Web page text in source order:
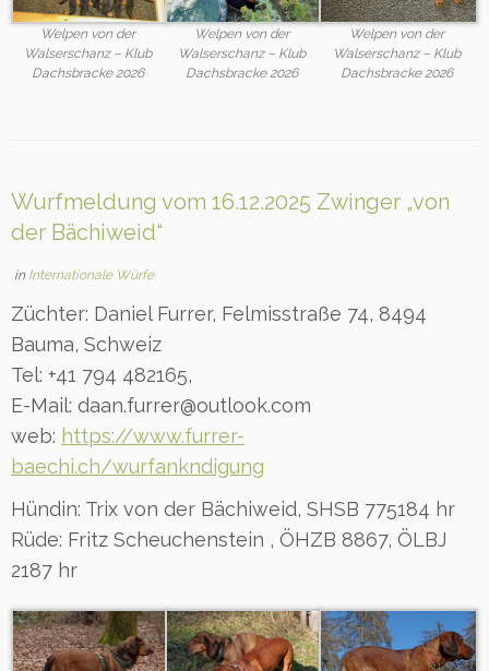
Welpen von der
Walserschanz – Klub
Dachsbracke 2026
Welpen von der
Walserschanz – Klub
Dachsbracke 2026
Welpen von der
Walserschanz – Klub
Dachsbracke 2026
Wurfmeldung vom 16.12.2025 Zwinger „von
der Bächiweid“
in Internationale Würfe
Züchter: Daniel Furrer, Felmisstraße 74, 8494
Bauma, Schweiz
Tel: +41 794 482165,
E-Mail: daan.furrer@outlook.com
web: https://www.furrer-
baechi.ch/wurfankndigung
Hündin: Trix von der Bächiweid, SHSB 775184 hr
Rüde: Fritz Scheuchenstein , ÖHZB 8867, ÖLBJ
2187 hr